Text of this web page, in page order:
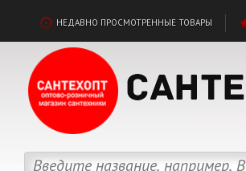
НЕДАВНО ПРОСМОТРЕННЫЕ ТОВАРЫ